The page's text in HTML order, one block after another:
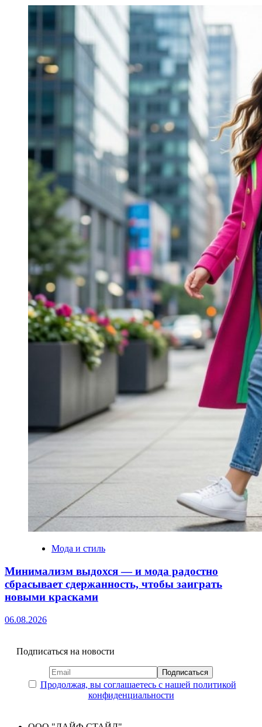
Мода и стиль
Минимализм выдохся — и мода радостно
сбрасывает сдержанность, чтобы заиграть
новыми красками
06.08.2026
Подписаться на новости
Продолжая, вы соглашаетесь с нашей политикой
конфиденциальности